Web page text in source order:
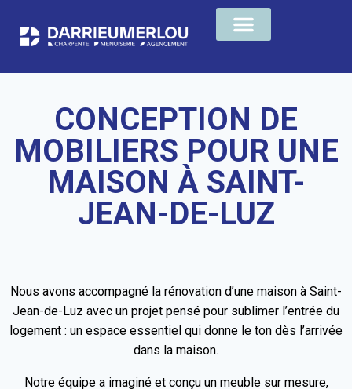
CONCEPTION DE
MOBILIERS POUR UNE
MAISON À SAINT-
JEAN-DE-LUZ
Nous avons accompagné la rénovation d’une maison à Saint-
Jean-de-Luz avec un projet pensé pour sublimer l’entrée du
logement : un espace essentiel qui donne le ton dès l’arrivée
dans la maison.
Notre équipe a imaginé et conçu un meuble sur mesure,